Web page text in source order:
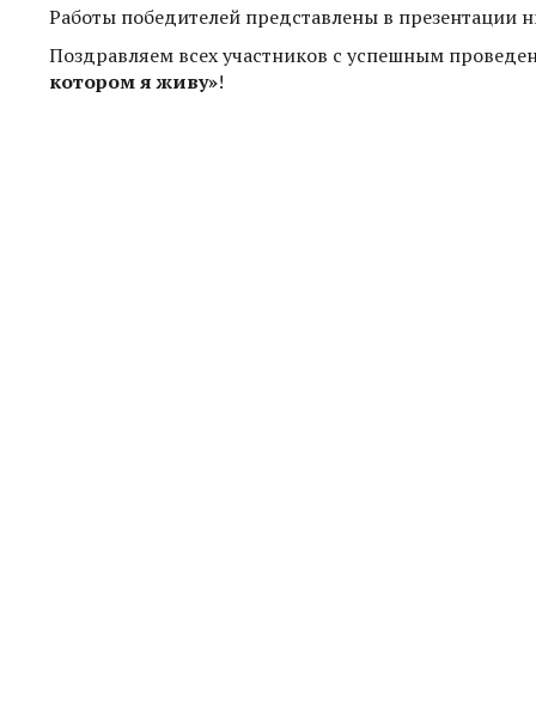
Работы победителей представлены в презентации
Поздравляем всех участников с успешным
котором я живу»!